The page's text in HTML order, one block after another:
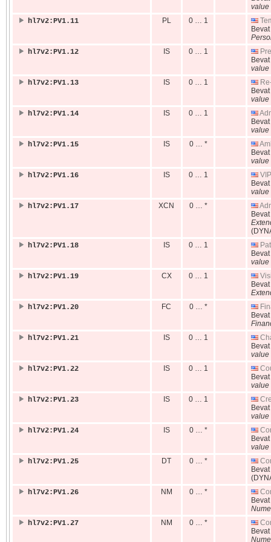
value
hl7v2:PV1.11
PL 0 … 1
Bevat
hl7v2:PV1.12
IS 0 … 1
Bevat
value
hl7v2:PV1.13
IS 0 … 1
Bevat
value
hl7v2:PV1.14
IS 0 … 1
Bevat
value
hl7v2:PV1.15
IS 0 … *
Bevat
value
hl7v2:PV1.16
IS 0 … 1
Bevat
value
hl7v2:PV1.17
XCN 0 … *
Bevat
hl7v2:PV1.18
IS 0 … 1
Bevat
value
hl7v2:PV1.19
CX 0 … 1
Bevat
hl7v2:PV1.20
FC 0 … *
Bevat
hl7v2:PV1.21
IS 0 … 1
Bevat
value
hl7v2:PV1.22
IS 0 … 1
Bevat
value
hl7v2:PV1.23
IS 0 … 1
Bevat
value
hl7v2:PV1.24
IS 0 … *
Bevat
value
hl7v2:PV1.25
DT 0 … *
Bevat
hl7v2:PV1.26
NM 0 … *
Bevat
hl7v2:PV1.27
NM 0 … *
Bevat